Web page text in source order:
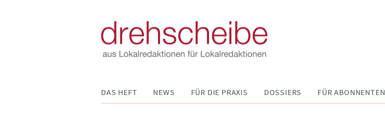
DAS HEFT NEWS FÜR DIE PRAXIS DOSSIERS FÜR ABONNENTEN